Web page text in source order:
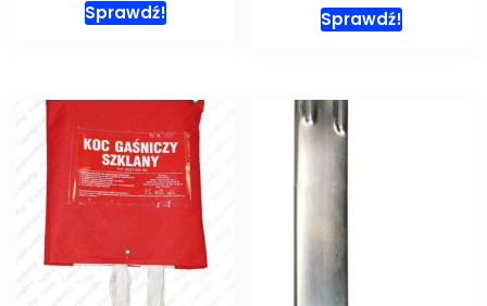
Sprawdź! Sprawdź!